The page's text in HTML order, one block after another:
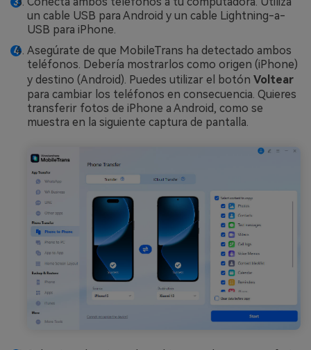
un cable USB para Android y un cable Lightning-a-
USB para iPhone.
Asegúrate de que MobileTrans ha detectado ambos
teléfonos. Debería mostrarlos como origen (iPhone)
y destino (Android). Puedes utilizar el botón Voltear
para cambiar los teléfonos en consecuencia. Quieres
transferir fotos de iPhone a Android, como se
muestra en la siguiente captura de pantalla.